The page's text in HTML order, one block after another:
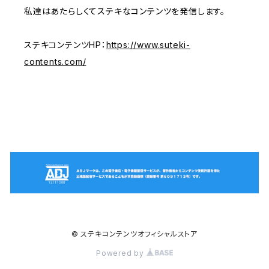
私達はあたらしくてステキなコンテンツを発信します。
ステキコンテンツHP： https://www.suteki-
contents.com/
© ステキコンテンツオフィシャルストア
Powered by